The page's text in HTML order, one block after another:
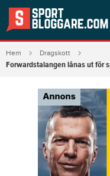
Hem Dragskott
Forwardstalangen lånas ut för